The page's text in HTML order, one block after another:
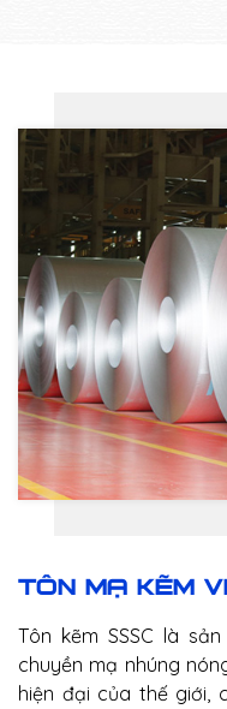
TÔN MẠ KẼM
Tôn kẽm SSSC là
chuyền mạ nhúng
hiện đại của thế giới,